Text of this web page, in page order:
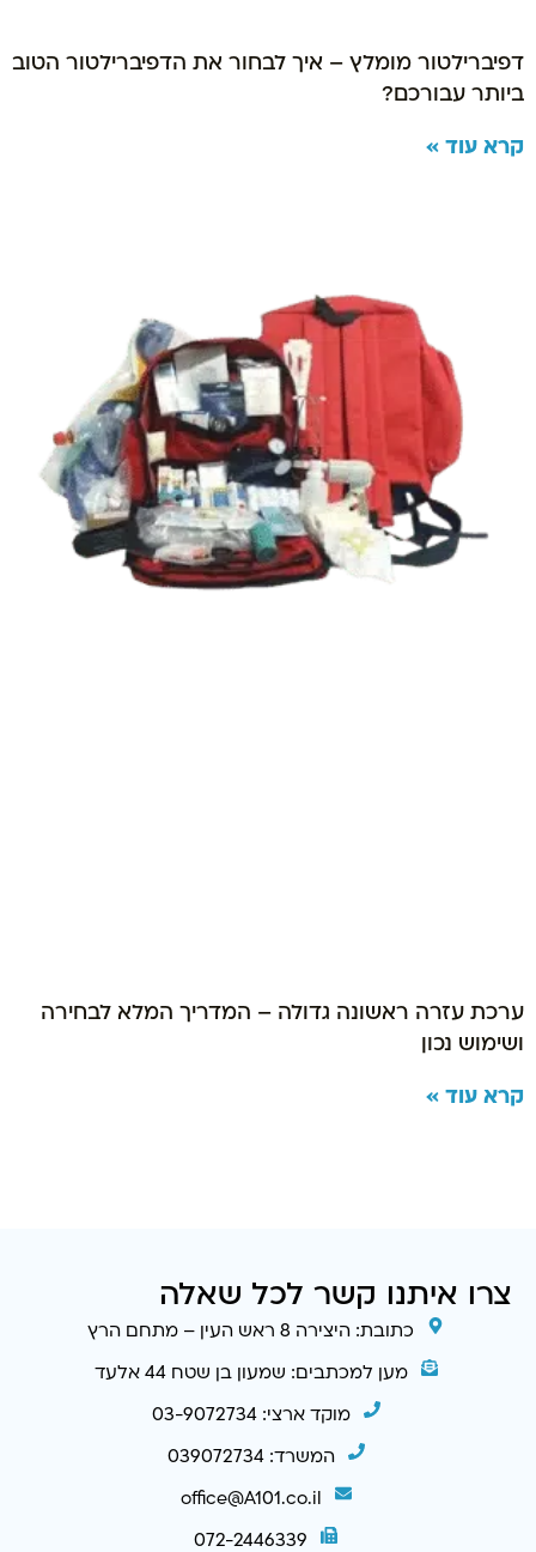
דפיברילטור מומלץ – איך לבחור את הדפיברילטור הטוב
ביותר עבורכם?
קרא עוד »
ערכת עזרה ראשונה גדולה – המדריך המלא לבחירה
ושימוש נכון
קרא עוד »
צרו איתנו קשר לכל שאלה
כתובת: היצירה 8 ראש העין – מתחם הרץ
מען למכתבים: שמעון בן שטח 44 אלעד
מוקד ארצי: 03-9072734
המשרד: 039072734
office@A101.co.il
072-2446339